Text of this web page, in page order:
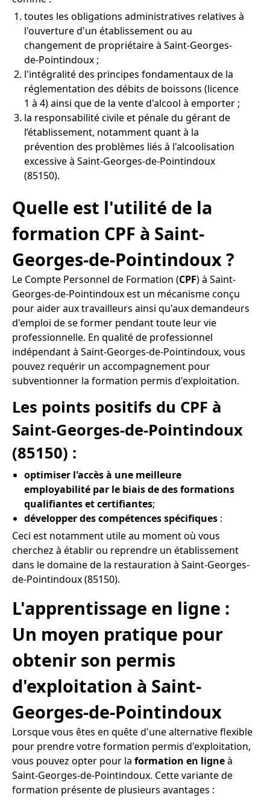
toutes les obligations administratives relatives à
l'ouverture d'un établissement ou au
changement de propriétaire à Saint-Georges-
de-Pointindoux ;
l'intégralité des principes fondamentaux de la
réglementation des débits de boissons (licence
1 à 4) ainsi que de la vente d'alcool à emporter ;
la responsabilité civile et pénale du gérant de
l’établissement, notamment quant à la
prévention des problèmes liés à l'alcoolisation
excessive à Saint-Georges-de-Pointindoux
(85150).
Quelle est l'utilité de la
formation CPF à Saint-
Georges-de-Pointindoux ?
Le Compte Personnel de Formation (CPF) à Saint-
Georges-de-Pointindoux est un mécanisme conçu
pour aider aux travailleurs ainsi qu'aux demandeurs
d'emploi de se former pendant toute leur vie
professionnelle. En qualité de professionnel
indépendant à Saint-Georges-de-Pointindoux, vous
pouvez requérir un accompagnement pour
subventionner la formation permis d'exploitation.
Les points positifs du CPF à
Saint-Georges-de-Pointindoux
(85150) :
optimiser l'accès à une meilleure
employabilité par le biais de des formations
qualifiantes et certifiantes;
développer des compétences spécifiques :
Ceci est notamment utile au moment où vous
cherchez à établir ou reprendre un établissement
dans le domaine de la restauration à Saint-Georges-
de-Pointindoux (85150).
L'apprentissage en ligne :
Un moyen pratique pour
obtenir son permis
d'exploitation à Saint-
Georges-de-Pointindoux
Lorsque vous êtes en quête d'une alternative flexible
pour prendre votre formation permis d'exploitation,
vous pouvez opter pour la formation en ligneà
Saint-Georges-de-Pointindoux. Cette variante de
formation présente de plusieurs avantages :